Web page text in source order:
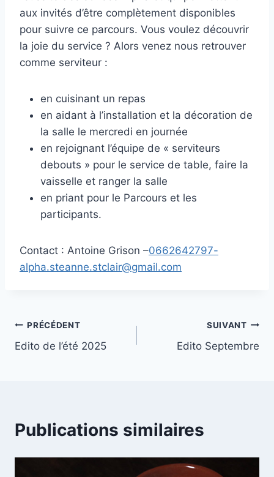
aux invités d’être complètement disponibles
pour suivre ce parcours. Vous voulez découvrir
la joie du service ? Alors venez nous retrouver
comme serviteur :
en cuisinant un repas
en aidant à l’installation et la décoration de
la salle le mercredi en journée
en rejoignant l’équipe de « serviteurs
debouts » pour le service de table, faire la
vaisselle et ranger la salle
en priant pour le Parcours et les
participants.
Contact : Antoine Grison –0662642797-
alpha.steanne.stclair@gmail.com
Navigation
de
PRÉCÉDENT
Edito de l’été 2025
SUIVANT
Edito Septembre
Publications similaires